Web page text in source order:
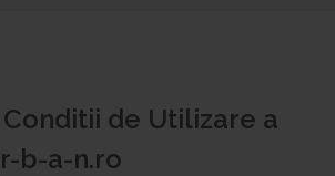
de Utilizare a
b-a-n.ro